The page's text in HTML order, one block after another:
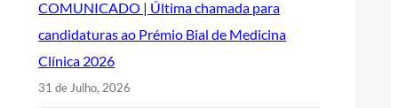
COMUNICADO | Última chamada para
candidaturas ao Prémio Bial de Medicina
Clínica 2026
31 de Julho, 2026